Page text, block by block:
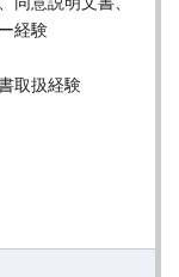
経験
取扱経験